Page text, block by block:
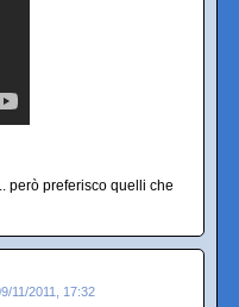
però preferisco quelli che
11/2011, 17:32